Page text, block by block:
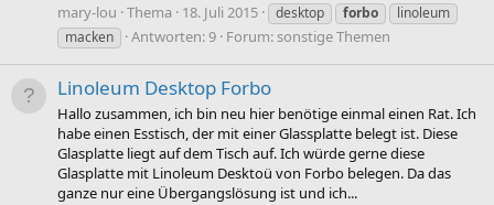
mary-lou Thema 18. Juli 2015 desktop forbo
linoleum
macken
Antworten: 9 Forum:sonstige Themen
Linoleum Desktop Forbo
Hallo zusammen, ich bin neu hier benötige einmal einen Rat. Ich
habe einen Esstisch, der mit einer Glassplatte belegt ist. Diese
Glasplatte liegt auf dem Tisch auf. Ich würde gerne diese
Glasplatte mit Linoleum Desktoü von Forbo belegen. Da das
ganze nur eine Übergangslösung ist und ich...